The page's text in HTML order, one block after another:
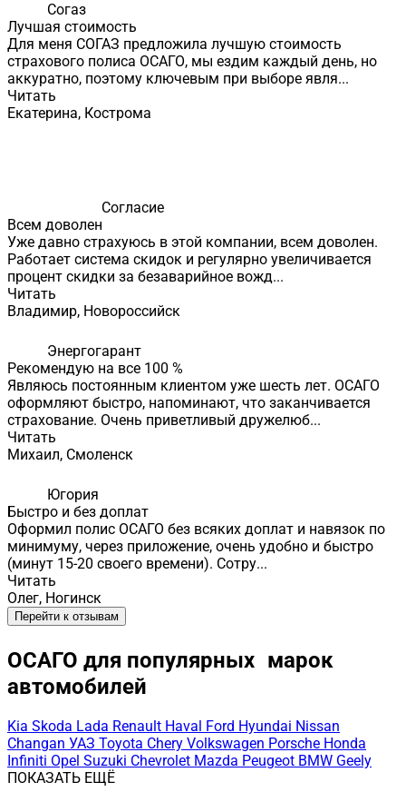
Согаз
Лучшая стоимость
Для меня СОГАЗ предложила лучшую стоимость
страхового полиса ОСАГО, мы ездим каждый день, но
аккуратно, поэтому ключевым при выборе явля...
Читать
Екатерина, Кострома
Согласие
Всем доволен
Уже давно страхуюсь в этой компании, всем доволен.
Работает система скидок и регулярно увеличивается
процент скидки за безаварийное вожд...
Читать
Владимир, Новороссийск
Энергогарант
Рекомендую на все 100 %
Являюсь постоянным клиентом уже шесть лет. ОСАГО
оформляют быстро, напоминают, что заканчивается
страхование. Очень приветливый дружелюб...
Читать
Михаил, Смоленск
Югория
Быстро и без доплат
Оформил полис ОСАГО без всяких доплат и навязок по
минимуму, через приложение, очень удобно и быстро
(минут 15-20 своего времени). Сотру...
Читать
Олег, Ногинск
Перейти к отзывам
ОСАГО для популярных марок
автомобилей
Kia Skoda Lada Renault Haval Ford Hyundai Nissan
Changan УАЗ Toyota Chery Volkswagen Porsche Honda
Infiniti Opel Suzuki Chevrolet Mazda Peugeot BMW Geely
ПОКАЗАТЬ ЕЩЁ